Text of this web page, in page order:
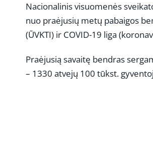
Nacionalinis visuomenės
nuo praėjusių metų pabaigos
(ŪVKTI) ir COVID-19 liga
Praėjusią savaitę bendras
– 1330 atvejų 100 tūkst.